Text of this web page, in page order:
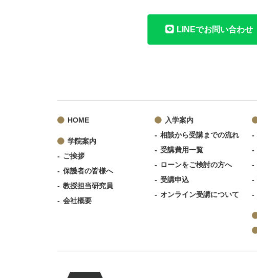
LINEでお問い合わせ
HOME
学院案内
ご挨拶
保護者の皆様へ
教授担当研究員
会社概要
入学案内
相談から受講までの流れ
受講費用一覧
ローンをご検討の方へ
受講申込
オンライン受講について